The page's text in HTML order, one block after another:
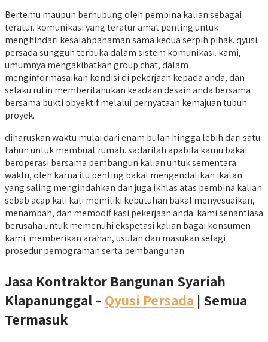
Bertemu maupun berhubung oleh pembina kalian sebagai
teratur. komunikasi yang teratur amat penting untuk
menghindari kesalahpahaman sama kedua serpih pihak. qyusi
persada sungguh terbuka dalam sistem komunikasi. kami,
umumnya mengakibatkan group chat, dalam
menginformasaikan kondisi di pekerjaan kepada anda, dan
selaku rutin memberitahukan keadaan desain anda bersama
bersama bukti obyektif melalui pernyataan kemajuan tubuh
proyek.
diharuskan waktu mulai dari enam bulan hingga lebih dari satu
tahun untuk membuat rumah. sadarilah apabila kamu bakal
beroperasi bersama pembangun kalian untuk sementara
waktu, oleh karna itu penting bakal mengendalikan ikatan
yang saling mengindahkan dan juga ikhlas atas pembina kalian
sebab acap kali kali memiliki kebutuhan bakal menyesuaikan,
menambah, dan memodifikasi pekerjaan anda. kami senantiasa
berusaha untuk memenuhi ekspetasi kalian bagai konsumen
kami. memberikan arahan, usulan dan masukan selagi
prosedur pemograman serta pembangunan
Jasa Kontraktor Bangunan Syariah
Klapanunggal – Qyusi Persada | Semua
Termasuk